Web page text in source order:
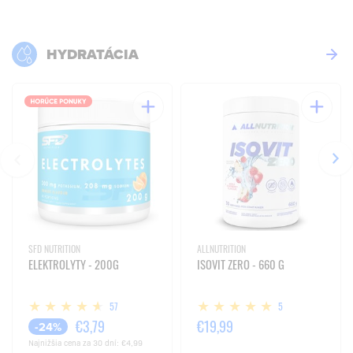
HYDRATÁCIA
SFD NUTRITION
ELEKTROLYTY - 200G
57
-24% €3,79
Najnižšia cena za 30 dní: €4,99
ALLNUTRITION
ISOVIT ZERO - 660 G
5
€19,99